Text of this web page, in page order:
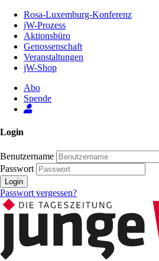
Inhalt
Seite
Rosa-Luxemburg-Konferenz
jW-Prozess
Aktionsbüro
Genossenschaft
Veranstaltungen
jW-Shop
Abo
Spende
Login
Benutzername
Passwort
Login
Passwort vergessen?